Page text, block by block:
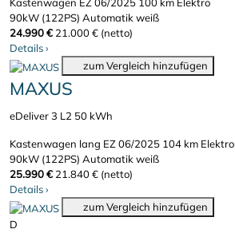
Kastenwagen EZ 06/2025 100 km Elektro
90kW (122PS) Automatikweiß
24.990 € 21.000 € (netto)
Details›
zum Vergleich hinzufügen
MAXUS
eDeliver 3 L2 50 kWh
Kastenwagen lang EZ 06/2025 104 km Elektro
90kW (122PS) Automatikweiß
25.990 € 21.840 € (netto)
Details›
zum Vergleich hinzufügen
D